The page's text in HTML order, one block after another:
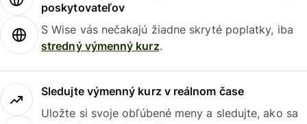
poskytovateľov
S Wise vás nečakajú žiadne skryté poplatky, iba
stredný výmenný kurz.
Sledujte výmenný kurz v reálnom čase
Uložte si svoje obľúbené meny a sledujte, ako sa